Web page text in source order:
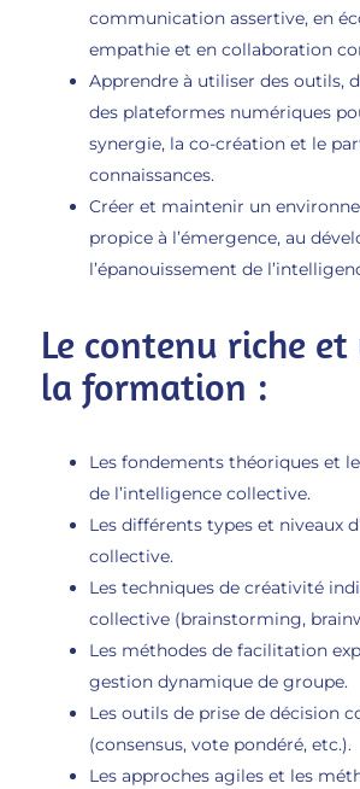
communication assertive, en
empathie et en collaboration
Apprendre à utiliser des outils,
des plateformes numériques
synergie, la co-création et le
connaissances.
Créer et maintenir un
propice à l’émergence, au
l’épanouissement de
Le contenu riche
la formation :
Les fondements théoriques et
de l’intelligence collective.
Les différents types et niveaux
collective.
Les techniques de créativité
collective (brainstorming,
Les méthodes de facilitation
gestion dynamique de groupe.
Les outils de prise de décision
(consensus, vote pondéré, etc.).
Les approches agiles et les